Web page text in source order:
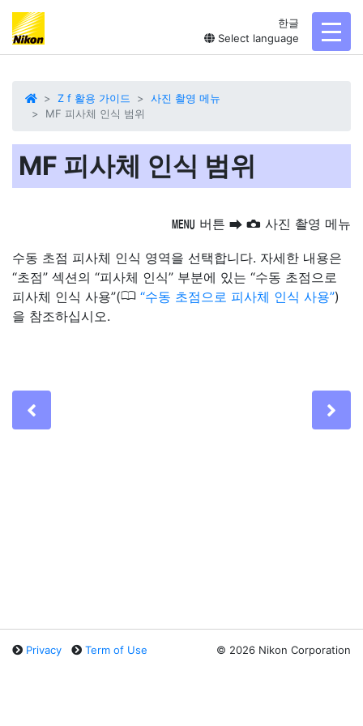
한글
Select language
Z f 활용 가이드
사진 촬영 메뉴
MF 피사체 인식 범위
MF 피사체 인식 범위
G 버튼 U C 사진 촬영 메뉴
수동 초점 피사체 인식 영역을 선택합니다. 자세한 내용은
“초점” 섹션의 “피사체 인식” 부분에 있는 “수동 초점으로
피사체 인식 사용”(0 수동 초점으로 피사체 인식 사용 )
을 참조하십시오.
Privacy Term of Use © 2026 Nikon Corporation